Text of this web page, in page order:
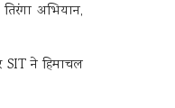
अभियान,
SIT ने हिमाचल